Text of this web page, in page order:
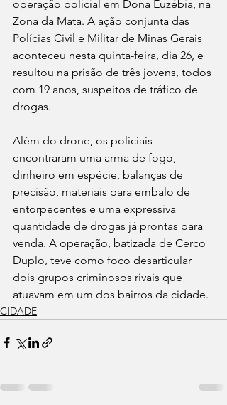
operação policial em Dona Euzébia, na
Zona da Mata. A ação conjunta das
Polícias Civil e Militar de Minas Gerais
aconteceu nesta quinta-feira, dia 26, e
resultou na prisão de três jovens, todos
com 19 anos, suspeitos de tráfico de
drogas.
Além do drone, os policiais
encontraram uma arma de fogo,
dinheiro em espécie, balanças de
precisão, materiais para embalo de
entorpecentes e uma expressiva
quantidade de drogas já prontas para
venda. A operação, batizada de Cerco
Duplo, teve como foco desarticular
dois grupos criminosos rivais que
atuavam em um dos bairros da cidade.
CIDADE